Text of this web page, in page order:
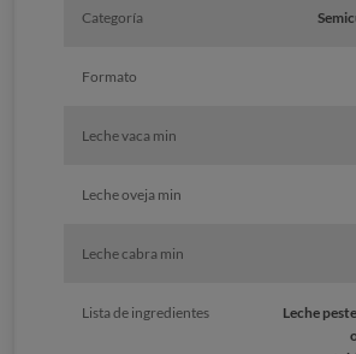
Categoría
Formato
Leche vaca min
Leche oveja min
Leche cabra min
Lista de ingredientes
Leche